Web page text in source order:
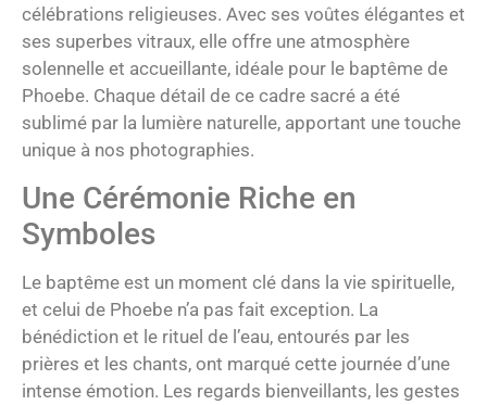
célébrations religieuses. Avec ses voûtes élégantes et
ses superbes vitraux, elle offre une atmosphère
solennelle et accueillante, idéale pour le baptême de
Phoebe. Chaque détail de ce cadre sacré a été
sublimé par la lumière naturelle, apportant une touche
unique à nos photographies.
Une Cérémonie Riche en
Symboles
Le baptême est un moment clé dans la vie spirituelle,
et celui de Phoebe n’a pas fait exception. La
bénédiction et le rituel de l’eau, entourés par les
prières et les chants, ont marqué cette journée d’une
intense émotion. Les regards bienveillants, les gestes